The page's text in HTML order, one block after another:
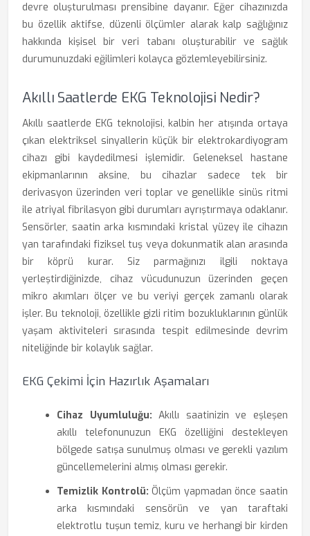
devre oluşturulması prensibine dayanır. Eğer cihazınızda
bu özellik aktifse, düzenli ölçümler alarak kalp sağlığınız
hakkında kişisel bir veri tabanı oluşturabilir ve sağlık
durumunuzdaki eğilimleri kolayca gözlemleyebilirsiniz.
Akıllı Saatlerde EKG Teknolojisi Nedir?
Akıllı saatlerde EKG teknolojisi, kalbin her atışında ortaya
çıkan elektriksel sinyallerin küçük bir elektrokardiyogram
cihazı gibi kaydedilmesi işlemidir. Geleneksel hastane
ekipmanlarının aksine, bu cihazlar sadece tek bir
derivasyon üzerinden veri toplar ve genellikle sinüs ritmi
ile atriyal fibrilasyon gibi durumları ayrıştırmaya odaklanır.
Sensörler, saatin arka kısmındaki kristal yüzey ile cihazın
yan tarafındaki fiziksel tuş veya dokunmatik alan arasında
bir köprü kurar. Siz parmağınızı ilgili noktaya
yerleştirdiğinizde, cihaz vücudunuzun üzerinden geçen
mikro akımları ölçer ve bu veriyi gerçek zamanlı olarak
işler. Bu teknoloji, özellikle gizli ritim bozukluklarının günlük
yaşam aktiviteleri sırasında tespit edilmesinde devrim
niteliğinde bir kolaylık sağlar.
EKG Çekimi İçin Hazırlık Aşamaları
Cihaz Uyumluluğu: Akıllı saatinizin ve eşleşen
akıllı telefonunuzun EKG özelliğini destekleyen
bölgede satışa sunulmuş olması ve gerekli yazılım
güncellemelerini almış olması gerekir.
Temizlik Kontrolü: Ölçüm yapmadan önce saatin
arka kısmındaki sensörün ve yan taraftaki
elektrotlu tuşun temiz, kuru ve herhangi bir kirden